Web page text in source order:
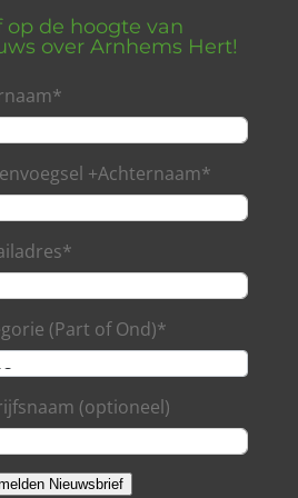
op de hoogte van
over Arnhems Hert!
*
+Achternaam*
*
(Part of Ond)*
(optioneel)
Nieuwsbrief